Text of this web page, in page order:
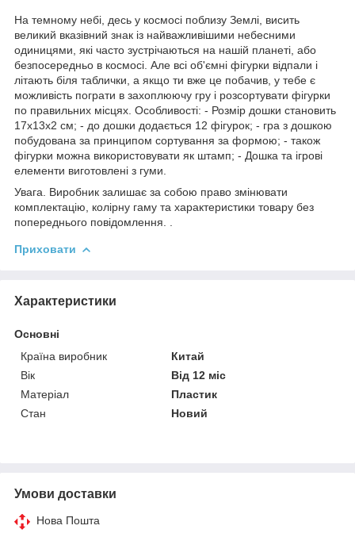
На темному небі, десь у космосі поблизу Землі, висить
великий вказівний знак із найважливішими небесними
одиницями, які часто зустрічаються на нашій планеті, або
безпосередньо в космосі. Але всі об'ємні фігурки відпали і
літають біля таблички, а якщо ти вже це побачив, у тебе є
можливість пограти в захоплюючу гру і розсортувати фігурки
по правильних місцях. Особливості: - Розмір дошки становить
17х13х2 см; - до дошки додається 12 фігурок; - гра з дошкою
побудована за принципом сортування за формою; - також
фігурки можна використовувати як штамп; - Дошка та ігрові
елементи виготовлені з гуми.
Увага. Виробник залишає за собою право змінювати
комплектацію, колірну гаму та характеристики товару без
попереднього повідомлення. .
Приховати
Характеристики
Основні
Країна виробник
Китай
Вік
Від 12 міс
Матеріал
Пластик
Стан
Новий
Умови доставки
Нова Пошта